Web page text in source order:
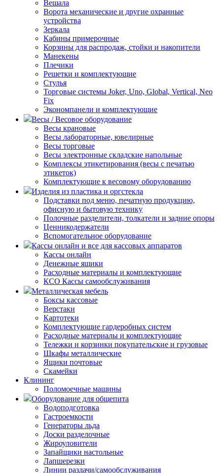
Вешала
Ворота механические и другие охранные
устройства
Зеркала
Кабины примерочные
Корзины для распродаж, стойки и накопители
Манекены
Плечики
Решетки и комплектующие
Стулья
Торговые системы Joker, Uno, Global, Vertical, Neo
Fix
Экономпанели и комплектующие
Весы / Весовое оборудование
Весы крановые
Весы лабораторные, ювелирные
Весы торговые
Весы электронные складские напольные
Комплексы этикетирования (весы с печатью
этикеток)
Комплектующие к весовому оборудованию
Изделия из пластика и оргстекла
Подставки под меню, печатную продукцию,
офисную и бытовую технику
Полочные разделители, толкатели и задние опоры
Ценникодержатели
Вспомогательное оборудование
Кассы онлайн и все для кассовых аппаратов
Кассы онлайн
Денежные ящики
Расходные материалы и комплектующие
КСО Кассы самообслуживания
Металлическая мебель
Боксы кассовые
Верстаки
Картотеки
Комплектующие гардеробных систем
Расходные материалы и комплектующие
Тележки и корзинки покупательские и грузовые
Шкафы металлические
Ящики почтовые
Скамейки
Клининг
Поломоечные машины
Оборудование для общепита
Водоподготовка
Гастроемкости
Генераторы льда
Доски разделочные
Жироуловители
Запайщики настольные
Лапшерезки
Линии раздачи/самообслуживания